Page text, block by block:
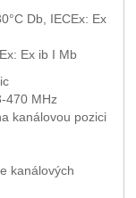
Db, IECEx: Ex
Ex ib I Mb
470 MHz
kanálovou pozici
kanálových